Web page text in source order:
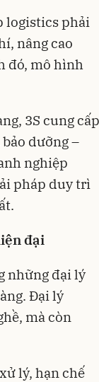
logistics phải
nâng cao
đó, mô hình
3S cung cấp
dưỡng –
nghiệp
pháp duy trì
đại
những đại lý
Đại lý
mà còn
lý, hạn chế